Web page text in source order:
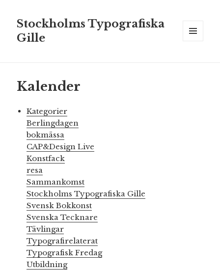
Stockholms Typografiska
Gille
Kalender
Kategorier
Berlingdagen
bokmässa
CAP&Design Live
Konstfack
resa
Sammankomst
Stockholms Typografiska Gille
Svensk Bokkonst
Svenska Tecknare
Tävlingar
Typografirelaterat
Typografisk Fredag
Utbildning